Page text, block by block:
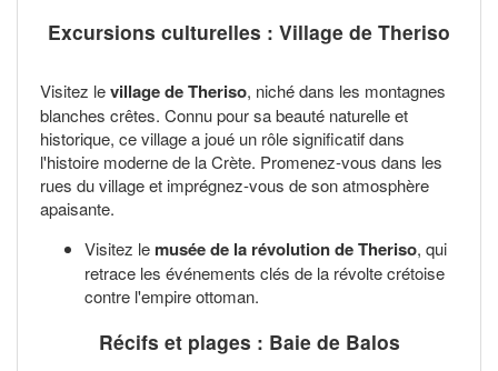
Excursions culturelles : Village de Theriso
Visitez levillage de Theriso, niché dans les montagnes
blanches crêtes. Connu pour sa beauté naturelle et
historique, ce village a joué un rôle significatif dans
l'histoire moderne de la Crète. Promenez-vous dans les
rues du village et imprégnez-vous de son atmosphère
apaisante.
Visitez le musée de la révolution de Theriso, qui
retrace les événements clés de la révolte crétoise
contre l'empire ottoman.
Récifs et plages : Baie de Balos